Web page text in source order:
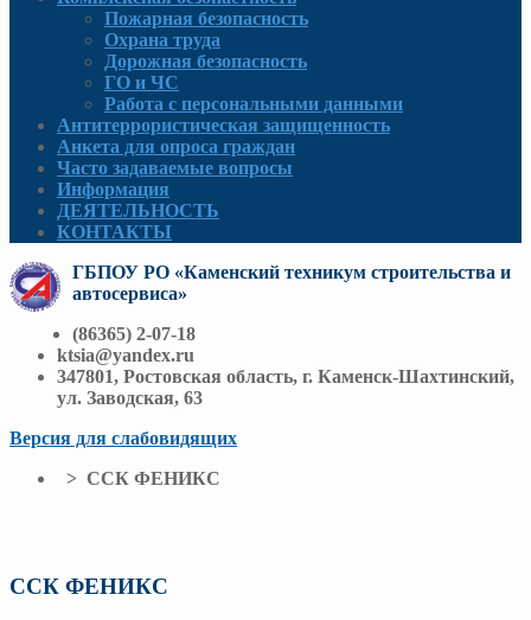
Пожарная безопасность
Охрана труда
Дорожная безопасность
ГО и ЧС
Работа с персональными данными
Антитеррористическая защищенность
Анкета для опроса граждан
Часто задаваемые вопросы
Информация
ДЕЯТЕЛЬНОСТЬ
КОНТАКТЫ
ГБПОУ РО «Каменский техникум строительства и
автосервиса»
(86365) 2-07-18
ktsia@yandex.ru
347801, Ростовская область, г. Каменск-Шахтинский,
ул. Заводская, 63
Версия для слабовидящих
> ССК ФЕНИКС
ССК ФЕНИКС